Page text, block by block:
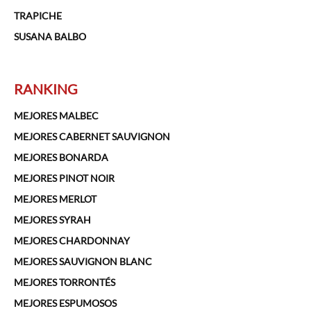
TRAPICHE
SUSANA BALBO
RANKING
MEJORES MALBEC
MEJORES CABERNET SAUVIGNON
MEJORES BONARDA
MEJORES PINOT NOIR
MEJORES MERLOT
MEJORES SYRAH
MEJORES CHARDONNAY
MEJORES SAUVIGNON BLANC
MEJORES TORRONTÉS
MEJORES ESPUMOSOS